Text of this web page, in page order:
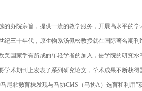
办院宗旨，提供一流的教学服务，开展高水平的
三十年代，原生物系汤佩松教授就在国际著名期
国家学有所成的年轻学者的加入，使学院的研究
术期刊上发表了系列研究论文，学术成果不断获
尾粘败育株发现与马协CMS（马协A）选育和利